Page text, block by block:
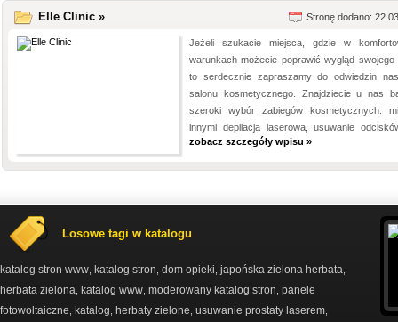
Elle Clinic » Stronę dodano:
Jeżeli szukacie miejsca, gdzie w
warunkach możecie poprawić wygląd swojego
to serdecznie zapraszamy do odwiedzin
salonu kosmetycznego. Znajdziecie u nas
szeroki wybór zabiegów kosmetycznych.
innymi depilacja laserowa, usuwanie
zobacz szczegóły wpisu »
Losowe tagi w katalogu
katalog stron www katalog stron dom opieki japońska zielona herbata
herbata zielona katalog www moderowany katalog stron panele
fotowoltaiczne
katalog herbaty zielone usuwanie prostaty laserem